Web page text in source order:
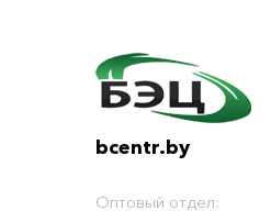
bcentr.by
Оптовый отдел: